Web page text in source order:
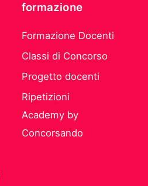
formazione
Formazione Docenti
Classi di Concorso
Progetto docenti
Ripetizioni
Academy by
Concorsando